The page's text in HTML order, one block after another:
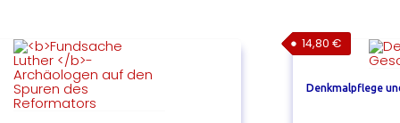
Denkmalpflege
14,80€